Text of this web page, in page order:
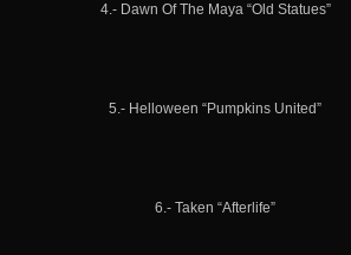
4.- Dawn Of The Maya “Old Statues”
5.- Helloween “Pumpkins United”
6.- Taken “Afterlife”